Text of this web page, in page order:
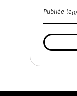
Publiée le